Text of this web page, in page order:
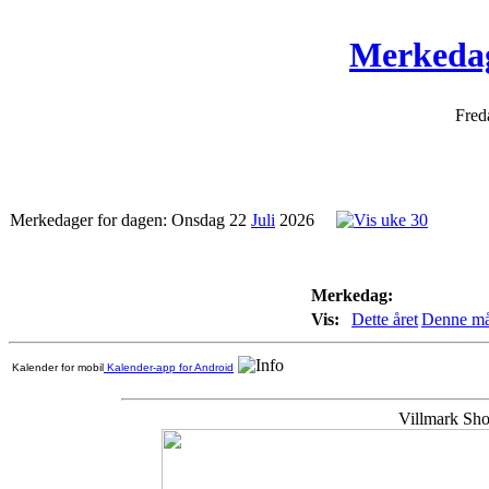
Merkedager for dagen: Onsdag 22 Juli 2026
Merkedag:
Vis:
Dette åretDenne
Kalender for mobil Kalender-app for Android
Villmark